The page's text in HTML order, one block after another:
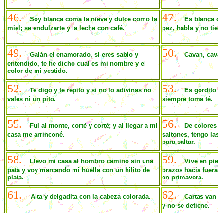
46.
Soy blanca coma la nieve y dulce como la
miel; se endulzarte y la leche con café.
47.
Es blanca
pez, habla y no
49.
Galán el enamorado, si eres sabio y
entendido, te he dicho cual es mi nombre y el
color de mi vestido.
50. Cavan,
52.
Te digo y te repito y si no lo adivinas no
vales ni un pito.
53.
Es gordito
siempre toma té.
55.
Fui al monte, corté y corté; y al llegar a mi
casa me arrinconé.
56.
De
saltones, tengo
para saltar.
58.
Llevo mi casa al hombro camino sin una
pata y voy marcando mi huella con un hilito de
plata.
59.
Vive en
brazos hacia
en primavera.
61. Alta y delgadita con la cabeza colorada. 62.
Cartas
y no se detiene.